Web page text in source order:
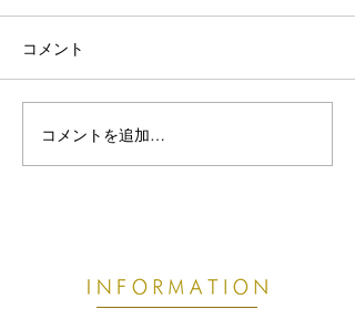
熱帯夜で眠りが浅い・首
こりがつらい方へ｜8月の
コメント
コメントを追加…